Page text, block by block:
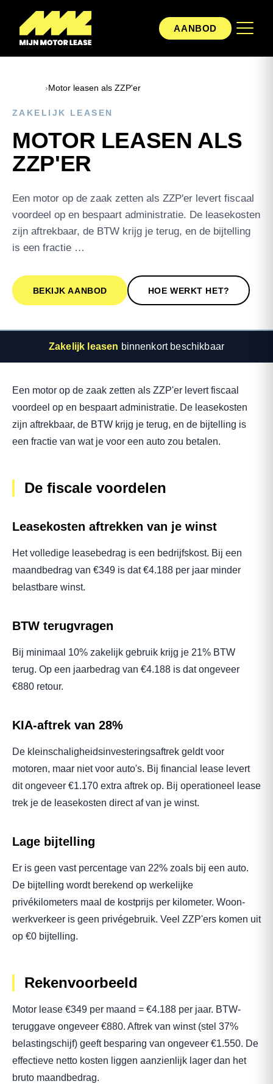
AANBOD
›Motor leasen als ZZP'er
ZAKELIJK LEASEN
MOTOR LEASEN ALS
ZZP'ER
Een motor op de zaak zetten als ZZP'er levert fiscaal
voordeel op en bespaart administratie. De leasekosten
zijn aftrekbaar, de BTW krijg je terug, en de bijtelling
is een fractie …
BEKIJK AANBOD HOE WERKT HET?
Zakelijk leasen binnenkort beschikbaar
Een motor op de zaak zetten als ZZP'er levert fiscaal
voordeel op en bespaart administratie. De leasekosten
zijn aftrekbaar, de BTW krijg je terug, en de bijtelling is
een fractie van wat je voor een auto zou betalen.
De fiscale voordelen
Leasekosten aftrekken van je winst
Het volledige leasebedrag is een bedrijfskost. Bij een
maandbedrag van €349 is dat €4.188 per jaar minder
belastbare winst.
BTW terugvragen
Bij minimaal 10% zakelijk gebruik krijg je 21% BTW
terug. Op een jaarbedrag van €4.188 is dat ongeveer
€880 retour.
KIA-aftrek van 28%
De kleinschaligheidsinvesteringsaftrek geldt voor
motoren, maar niet voor auto's. Bij financial lease levert
dit ongeveer €1.170 extra aftrek op. Bij operationeel lease
trek je de leasekosten direct af van je winst.
Lage bijtelling
Er is geen vast percentage van 22% zoals bij een auto.
De bijtelling wordt berekend op werkelijke
privékilometers maal de kostprijs per kilometer. Woon-
werkverkeer is geen privégebruik. Veel ZZP'ers komen uit
op €0 bijtelling.
Rekenvoorbeeld
Motor lease €349 per maand = €4.188 per jaar. BTW-
teruggave ongeveer €880. Aftrek van winst (stel 37%
belastingschijf) geeft besparing van ongeveer €1.550. De
effectieve netto kosten liggen aanzienlijk lager dan het
bruto maandbedrag.